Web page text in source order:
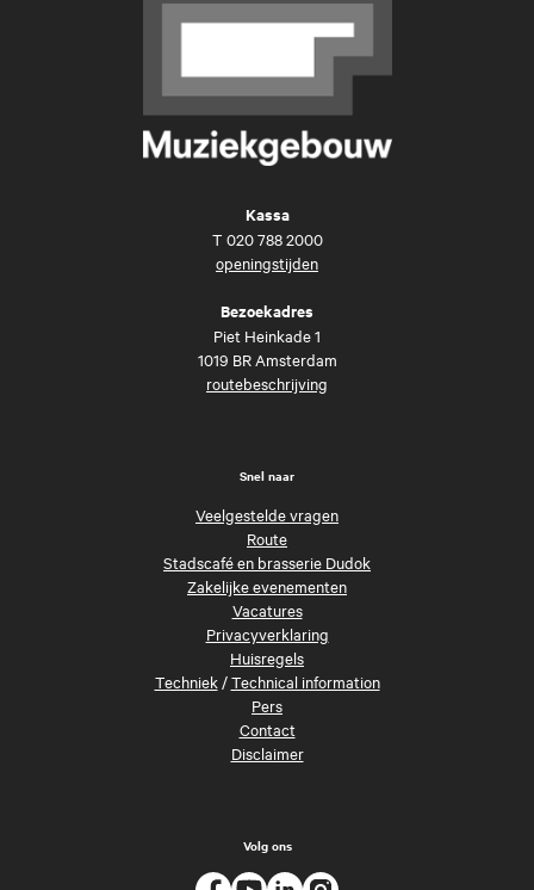
Kassa
T 020 788 2000
openingstijden
Bezoekadres
Piet Heinkade 1
1019 BR Amsterdam
routebeschrijving
Snel naar
Veelgestelde vragen
Route
Stadscafé en brasserie Dudok
Zakelijke evenementen
Vacatures
Privacyverklaring
Huisregels
Techniek/Technical information
Pers
Contact
Disclaimer
Volg ons